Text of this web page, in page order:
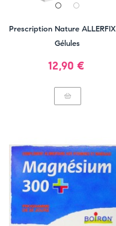
Prescription Nature ALLERFIX 15
Gélules
Prix
12,90 €